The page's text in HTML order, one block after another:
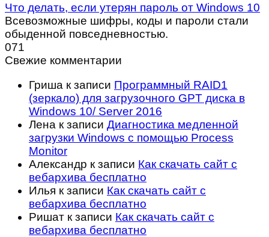
Что делать, если утерян пароль от Windows 10
Всевозможные шифры, коды и пароли стали
обыденной повседневностью.
071
Свежие комментарии
Гриша к записи Программный RAID1
(зеркало) для загрузочного GPT диска в
Windows 10/ Server 2016
Лена к записи Диагностика медленной
загрузки Windows с помощью Process
Monitor
Александр к записи Как скачать сайт с
вебархива бесплатно
Илья к записи Как скачать сайт с
вебархива бесплатно
Ришат к записи Как скачать сайт с
вебархива бесплатно